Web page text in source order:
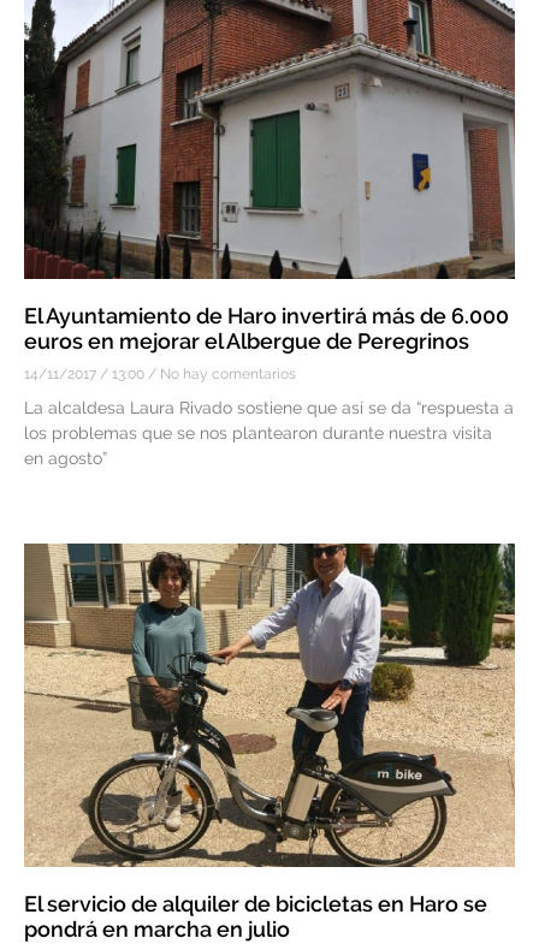
El Ayuntamiento de Haro invertirá más de 6.000
euros en mejorar el Albergue de Peregrinos
14/11/2017 13:00 No hay comentarios
La alcaldesa Laura Rivado sostiene que así se da “respuesta a
los problemas que se nos plantearon durante nuestra visita
en agosto”
El servicio de alquiler de bicicletas en Haro se
pondrá en marcha en julio